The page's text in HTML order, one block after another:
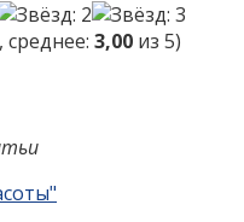
3,00 из 5)